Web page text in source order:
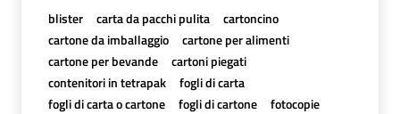
blister carta da pacchi pulita
cartoncino
cartone da imballaggio
cartone per alimenti
cartone per bevande
cartoni piegati
contenitori in tetrapak
fogli di carta
fogli di carta o cartone
fogli di cartone
fotocopie